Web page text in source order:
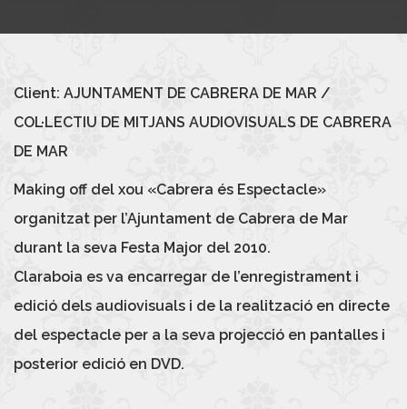
Client: AJUNTAMENT DE CABRERA DE MAR /
COL·LECTIU DE MITJANS AUDIOVISUALS DE CABRERA
DE MAR
Making off del xou «Cabrera és Espectacle»
organitzat per l’Ajuntament de Cabrera de Mar
durant la seva Festa Major del 2010.
Claraboia es va encarregar de l’enregistrament i
edició dels audiovisuals i de la realització en directe
del espectacle per a la seva projecció en pantalles i
posterior edició en DVD.